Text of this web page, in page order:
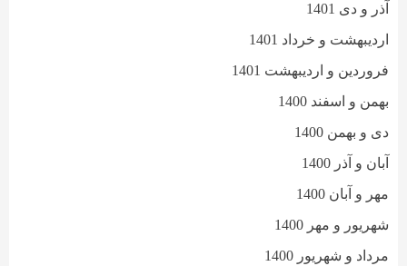
آذر و دی 1401
اردیبهشت و خرداد 1401
فروردین و اردیبهشت 1401
بهمن و اسفند 1400
دی و بهمن 1400
آبان و آذر 1400
مهر و آبان 1400
شهریور و مهر 1400
مرداد و شهریور 1400